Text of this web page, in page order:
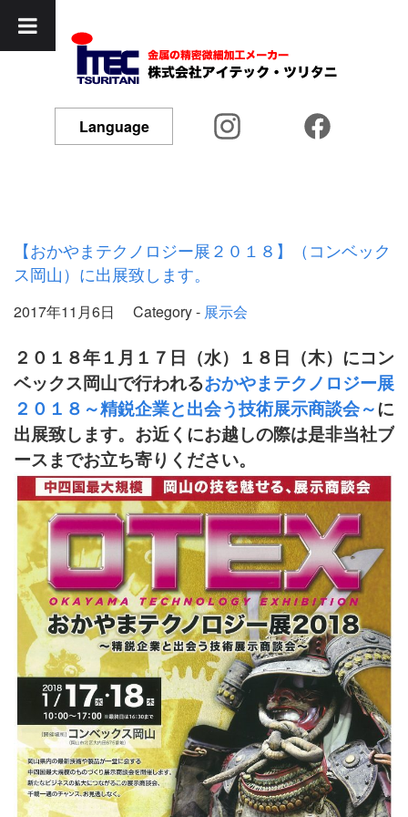
Language
【おかやまテクノロジー展２０１８】（コンベック
ス岡山）に出展致します。
2017年11月6日 Category - 展示会
２０１８年１月１７日（水）１８日（木）にコン
ベックス岡山で行われるおかやまテクノロジー展
２０１８～精鋭企業と出会う技術展示商談会～に
出展致します。お近くにお越しの際は是非当社ブ
ースまでお立ち寄りください。